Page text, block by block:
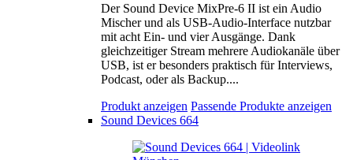
Der Sound Device MixPre-6 II ist ein Audio
Mischer und als USB-Audio-Interface nutzbar
mit acht Ein- und vier Ausgänge. Dank
gleichzeitiger Stream mehrere Audiokanäle über
USB, ist er besonders praktisch für Interviews,
Podcast, oder als Backup....
Produkt anzeigen Passende Produkte anzeigen
Sound Devices 664